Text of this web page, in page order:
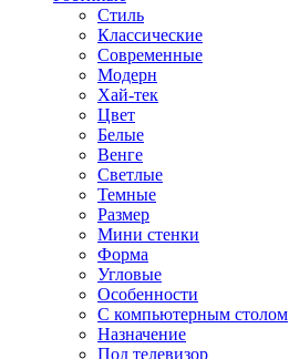
Стиль
Классические
Современные
Модерн
Хай-тек
Цвет
Белые
Венге
Светлые
Темные
Размер
Мини стенки
Форма
Угловые
Особенности
С компьютерным столом
Назначение
Под телевизор